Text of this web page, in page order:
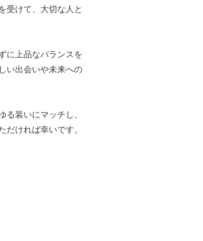
受けて、大切な人と
に上品なバランスを
い出会いや未来への
装いにマッチし、
ければ幸いです。